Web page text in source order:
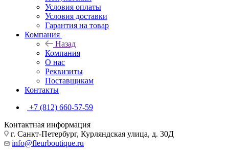
Условия оплаты
Условия доставки
Гарантия на товар
Компания
Назад
Компания
О нас
Реквизиты
Поставщикам
Контакты
+7 (812) 660-57-59
Контактная информация
г. Санкт-Петербург, Курляндская улица, д. 30Д
info@fleurboutique.ru